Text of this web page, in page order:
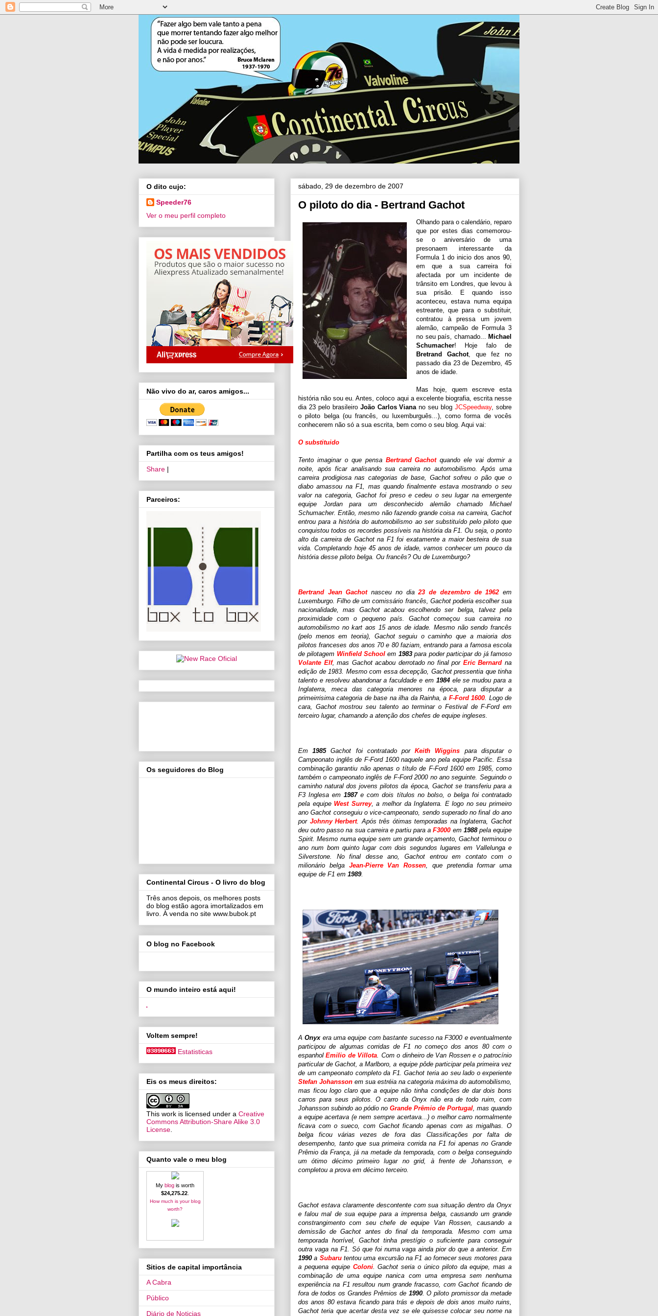
sábado, 29 de dezembro de 2007
O piloto do dia - Bertrand Gachot
Olhando para o calendário, reparo
que por estes dias comemorou-
se o aniversário de uma
presonaem interessante da
Formula 1 do inicio dos anos 90,
em que a sua carreira foi
afectada por um incidente de
trânsito em Londres, que levou à
sua prisão. E quando isso
aconteceu, estava numa equipa
estreante, que para o substituir,
contratou à pressa um jovem
alemão, campeão de Formula 3
no seu país, chamado... Michael
Schumacher! Hoje falo de
Bretrand Gachot, que fez no
passado dia 23 de Dezembro, 45
anos de idade.
Mas hoje, quem escreve esta
história não sou eu. Antes, coloco aqui a excelente biografia, escrita nesse
dia 23 pelo brasileiro João Carlos Vianano seu blogJCSpeedway, sobre
o piloto belga (ou francês, ou luxemburguês...), como forma de vocês
conhecerem não só a sua escrita, bem como o seu blog. Aqui vai:
O substituido
Tento imaginar o que pensa Bertrand Gachotquando ele vai dormir a
noite, após ficar analisando sua carreira no automobilismo. Após uma
carreira prodigiosa nas categorias de base, Gachot sofreu o pão que o
diabo amassou na F1, mas quando finalmente estava mostrando o seu
valor na categoria, Gachot foi preso e cedeu o seu lugar na emergente
equipe Jordan para um desconhecido alemão chamado Michael
Schumacher. Então, mesmo não fazendo grande coisa na carreira, Gachot
entrou para a história do automobilismo ao ser substituído pelo piloto que
conquistou todos os recordes possíveis na história da F1. Ou seja, o ponto
alto da carreira de Gachot na F1 foi exatamente a maior besteira de sua
vida. Completando hoje 45 anos de idade, vamos conhecer um pouco da
história desse piloto belga. Ou francês? Ou de Luxemburgo?
Bertrand Jean Gachotnasceu no dia23 de dezembro de 1962 em
Luxemburgo. Filho de um comissário francês, Gachot poderia escolher sua
nacionalidade, mas Gachot acabou escolhendo ser belga, talvez pela
proximidade com o pequeno país. Gachot começou sua carreira no
automobilismo no kart aos 15 anos de idade. Mesmo não sendo francês
(pelo menos em teoria), Gachot seguiu o caminho que a maioria dos
pilotos franceses dos anos 70 e 80 faziam, entrando para a famosa escola
de pilotagem Winfield School em 1983para poder participar do já famoso
Volante Elf, mas Gachot acabou derrotado no final por Eric Bernard na
edição de 1983. Mesmo com essa decepção, Gachot pressentia que tinha
talento e resolveu abandonar a faculdade e em 1984ele se mudou para a
Inglaterra, meca das categoria menores na época, para disputar a
primeirrisima categoria de base na ilha da Rainha, a F-Ford 1600. Logo de
cara, Gachot mostrou seu talento ao terminar o Festival de F-Ford em
terceiro lugar, chamando a atenção dos chefes de equipe ingleses.
Em1985Gachot foi contratado porKeith Wiggins para disputar o
Campeonato inglês de F-Ford 1600 naquele ano pela equipe Pacific. Essa
combinação garantiu não apenas o título de F-Ford 1600 em 1985, como
também o campeonato inglês de F-Ford 2000 no ano seguinte. Seguindo o
caminho natural dos jovens pilotos da época, Gachot se transferiu para a
F3 Inglesa em1987e com dois títulos no bolso, o belga foi contratado
pela equipe West Surrey, a melhor da Inglaterra. E logo no seu primeiro
ano Gachot conseguiu o vice-campeonato, sendo superado no final do ano
por Johnny Herbert. Após três ótimas temporadas na Inglaterra, Gachot
deu outro passo na sua carreira e partiu para a F3000 em 1988pela equipe
Spirit. Mesmo numa equipe sem um grande orçamento, Gachot terminou o
ano num bom quinto lugar com dois segundos lugares em Vallelunga e
Silverstone. No final desse ano, Gachot entrou em contato com o
milionário belga Jean-Pierre Van Rossen, que pretendia formar uma
equipe de F1 em 1989.
AOnyxera uma equipe com bastante sucesso na F3000 e eventualmente
participou de algumas corridas de F1 no começo dos anos 80 com o
espanholEmilio de Villota. Com o dinheiro de Van Rossen e o patrocínio
particular de Gachot, a Marlboro, a equipe pôde participar pela primeira vez
de um campeonato completo da F1. Gachot teria ao seu lado o experiente
Stefan Johansson em sua estréia na categoria máxima do automobilismo,
mas ficou logo claro que a equipe não tinha condições de dar dois bons
carros para seus pilotos. O carro da Onyx não era de todo ruim, com
Johansson subindo ao pódio no Grande Prêmio de Portugal, mas quando
a equipe acertava (e nem sempre acertava...) o melhor carro normalmente
ficava com o sueco, com Gachot ficando apenas com as migalhas. O
belga ficou várias vezes de fora das Classificações por falta de
desempenho, tanto que sua primeira corrida na F1 foi apenas no Grande
Prêmio da França, já na metade da temporada, com o belga conseguindo
um ótimo décimo primeiro lugar no grid, à frente de Johansson, e
completou a prova em décimo terceiro.
Gachot estava claramente descontente com sua situação dentro da Onyx
e falou mal de sua equipe para a imprensa belga, causando um grande
constrangimento com seu chefe de equipe Van Rossen, causando a
demissão de Gachot antes do final da temporada. Mesmo com uma
temporada horrível, Gachot tinha prestígio o suficiente para conseguir
outra vaga na F1. Só que foi numa vaga ainda pior do que a anterior. Em
1990a Subarutentou uma excursão na F1 ao fornecer seus motores para
a pequena equipe Coloni. Gachot seria o único piloto da equipe, mas a
combinação de uma equipe nanica com uma empresa sem nenhuma
experiência na F1 resultou num grande fracasso, com Gachot ficando de
fora de todos os Grandes Prêmios de 1990. O piloto promissor da metade
dos anos 80 estava ficando para trás e depois de dois anos muito ruins,
Gachot teria que acertar desta vez se ele quisesse colocar seu nome na
O dito cujo:
Speeder76
Ver o meu perfil completo
Não vivo do ar, caros amigos...
Partilha com os teus amigos!
Share |
Parceiros:
Os seguidores do Blog
Continental Circus - O livro do blog
Três anos depois, os melhores posts
do blog estão agora imortalizados em
livro. À venda no site www.bubok.pt
O blog no Facebook
O mundo inteiro está aqui!
Voltem sempre!
Estatisticas
Eis os meus direitos:
This work is licensed under a Creative
Commons Attribution-Share Alike 3.0
License
Quanto vale o meu blog
My blog is worth
$24,275.22
How much is your blog
worth?
Sitios de capital importância
A Cabra
Público
Diário de Noticias